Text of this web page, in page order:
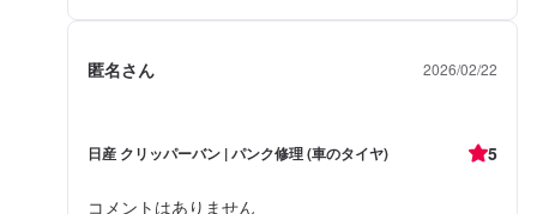
匿名さん 2026/02/22
日産 クリッパーバン | パンク修理 (車のタイヤ) 5
コメントはありません